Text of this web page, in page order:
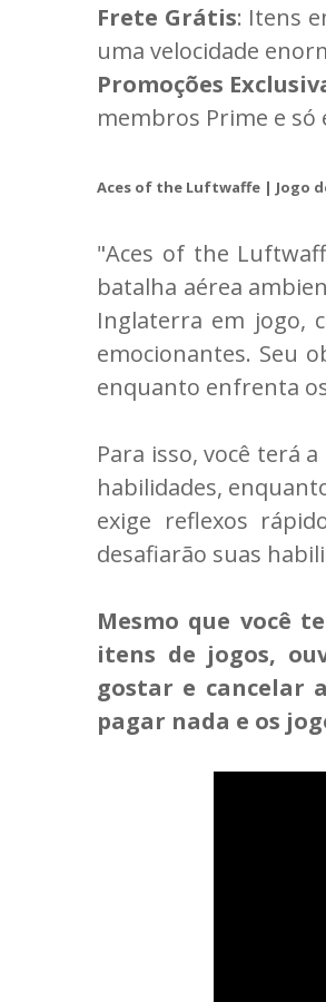
Frete Grátis: Itens
uma velocidade
Promoções
membros Prime e só
Aces of the Luftwaffe | Jogo
"Aces of the
batalha aérea
Inglaterra em jogo,
emocionantes. Seu
enquanto enfrenta
Para isso, você terá
habilidades,
exige reflexos
desafiarão suas
Mesmo que você
itens de jogos,
gostar e cancelar
pagar nada e os